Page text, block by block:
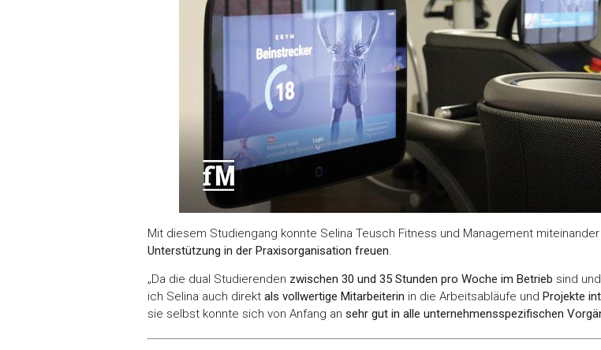
Mit diesem Studiengang konnte Selina Teusch Fitness und Management
Unterstützung in der Praxisorganisation freuen.
„Da die dual Studierenden zwischen 30 und 35 Stunden pro Woche im Betrieb sind
ich Selina auch direkt als vollwertige Mitarbeiterin in die Arbeitsabläufe und Projekte
sie selbst konnte sich von Anfang an sehr gut in alle unternehmensspezifischen